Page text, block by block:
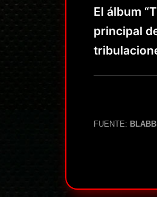
El álbum
principal
FUENTE: